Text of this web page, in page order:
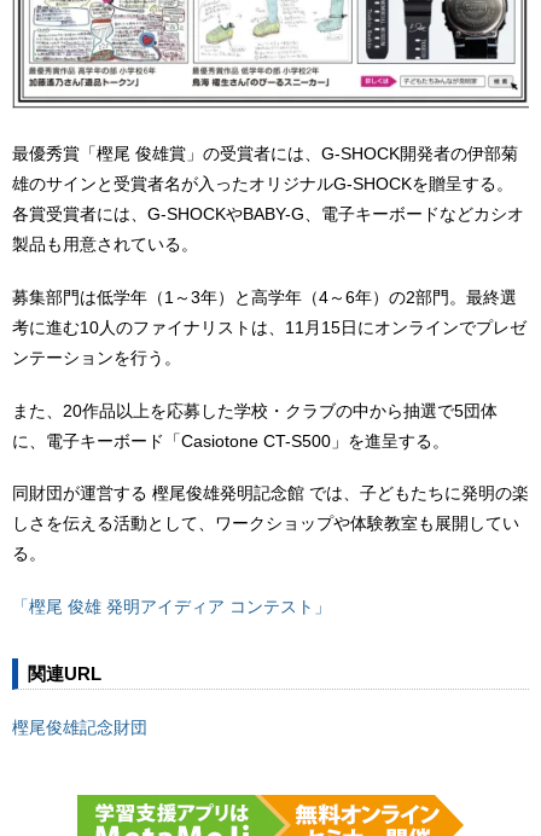
最優秀賞「樫尾 俊雄賞」の受賞者には、G-SHOCK開発者の伊部菊
雄のサインと受賞者名が入ったオリジナルG-SHOCKを贈呈する。
各賞受賞者には、G-SHOCKやBABY-G、電子キーボードなどカシオ
製品も用意されている。
募集部門は低学年（1～3年）と高学年（4～6年）の2部門。最終選
考に進む10人のファイナリストは、11月15日にオンラインでプレゼ
ンテーションを行う。
また、20作品以上を応募した学校・クラブの中から抽選で5団体
に、電子キーボード「Casiotone CT-S500」を進呈する。
同財団が運営する 樫尾俊雄発明記念館 では、子どもたちに発明の楽
しさを伝える活動として、ワークショップや体験教室も展開してい
る。
「樫尾 俊雄 発明アイディア コンテスト」
関連URL
樫尾俊雄記念財団